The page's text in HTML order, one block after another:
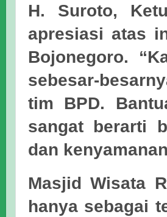
H. Suroto,
apresiasi atas
Bojonegoro.
sebesar-
tim BPD.
sangat berarti
dan
Masjid Wisata
hanya sebagai